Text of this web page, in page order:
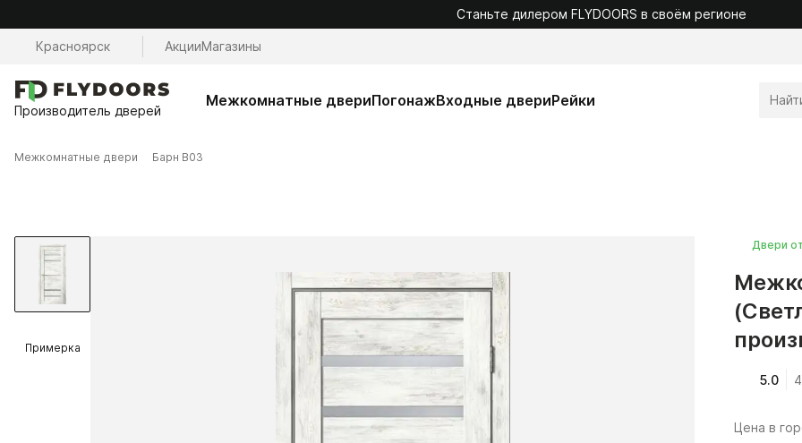
Станьте дилером FLYDOORS в своём регионе
Красноярск АкцииМагазины
Производитель дверей
Межкомнатные двериПогонажВходные двериРейки
Межкомнатные двери Барн B03
Примерка
Двери
5.0
Цена в